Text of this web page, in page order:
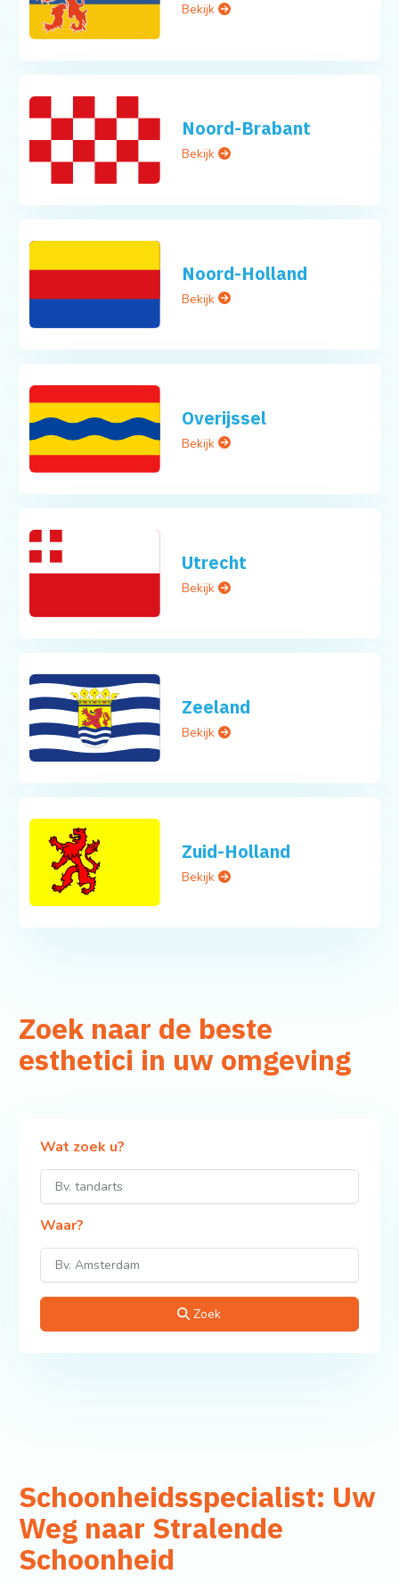
Bekijk
Noord-Brabant
Bekijk
Noord-Holland
Bekijk
Overijssel
Bekijk
Utrecht
Bekijk
Zeeland
Bekijk
Zuid-Holland
Bekijk
Zoek naar de beste
esthetici in uw omgeving
Wat zoek u?
Waar?
Zoek
Schoonheidsspecialist: Uw
Weg naar Stralende
Schoonheid